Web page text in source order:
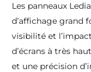
Les panneaux
d’affichage grand
visibilité et
d’écrans à très
et une précision